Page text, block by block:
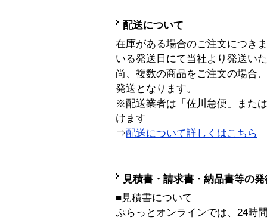
配送について
在庫がある場合のご注文につき
いる発送日にて当社より発送い
尚、複数の商品をご注文の場合
発送となります。
※配送業者は「佐川急便」また
けます
⇒配送について詳しくはこちら
見積書・請求書・納品書等の
■見積書について
ぷらっとオンラインでは、24時